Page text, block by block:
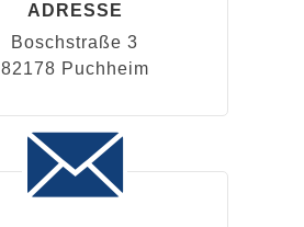
ADRESSE
Boschstraße 3
82178 Puchheim